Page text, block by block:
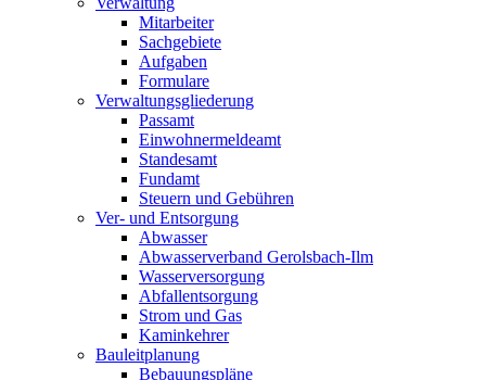
Mitarbeiter
Sachgebiete
Aufgaben
Formulare
Verwaltungsgliederung
Passamt
Einwohnermeldeamt
Standesamt
Fundamt
Steuern und Gebühren
Ver- und Entsorgung
Abwasser
Abwasserverband Gerolsbach-Ilm
Wasserversorgung
Abfallentsorgung
Strom und Gas
Kaminkehrer
Bauleitplanung
Bebauungspläne